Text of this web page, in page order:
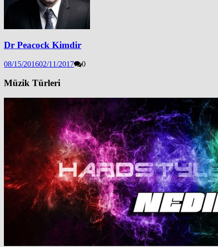
Dr Peacock Kimdir
08/15/201602/11/2017 0
Müzik Türleri